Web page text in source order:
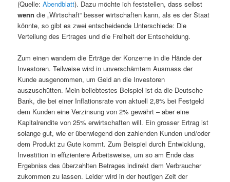
(Quelle:Abendblatt). Dazu möchte ich feststellen, dass selbst
wenn die „Wirtschaft“ besser wirtschaften kann, als es der Staat
könnte, so gibt es zwei entscheidende Unterschiede: Die
Verteilung des Ertrages und die Freiheit der Entscheidung.
Zum einen wandern die Erträge der Konzerne in die Hände der
Investoren. Teilweise wird in unverschämtem Ausmass der
Kunde ausgenommen, um Geld an die Investoren
auszuschütten. Mein beliebtestes Beispiel ist da die Deutsche
Bank, die bei einer Inflationsrate von aktuell 2,8% bei Festgeld
dem Kunden eine Verzinsung von 2% gewährt – aber eine
Kapitalrendite von 25% erwirtschaften will. Ein grosser Ertrag ist
solange gut, wie er überwiegend den zahlenden Kunden und/oder
dem Produkt zu Gute kommt. Zum Beispiel durch Entwicklung,
Investition in effizientere Arbeitsweise, um so am Ende das
Ergebniss des überzahlten Betrages indirekt dem Verbraucher
zukommen zu lassen. Leider wird in der heutigen Zeit der